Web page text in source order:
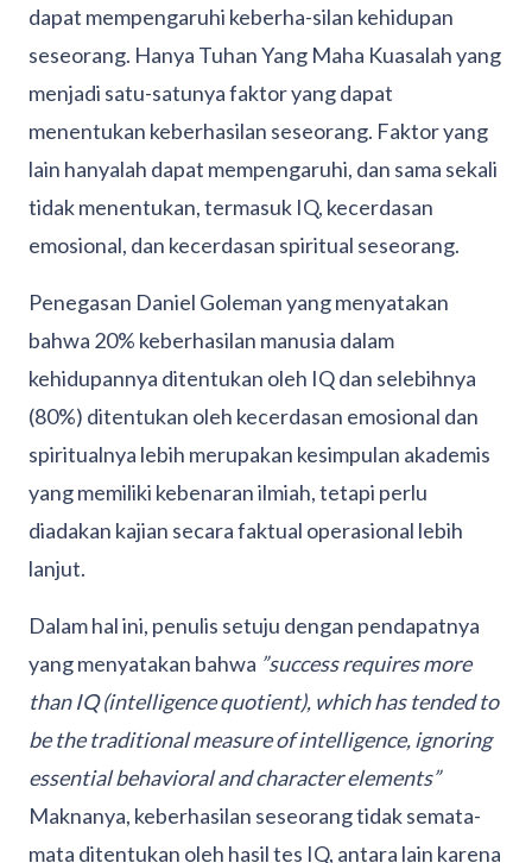
dapat mempengaruhi keberha-silan kehidupan
seseorang. Hanya Tuhan Yang Maha Kuasalah yang
menjadi satu-satunya faktor yang dapat
menentukan keberhasilan seseorang. Faktor yang
lain hanyalah dapat mempengaruhi, dan sama sekali
tidak menentukan, termasuk IQ, kecerdasan
emosional, dan kecerdasan spiritual seseorang.
Penegasan Daniel Goleman yang menyatakan
bahwa 20% keberhasilan manusia dalam
kehidupannya ditentukan oleh IQ dan selebihnya
(80%) ditentukan oleh kecerdasan emosional dan
spiritualnya lebih merupakan kesimpulan akademis
yang memiliki kebenaran ilmiah, tetapi perlu
diadakan kajian secara faktual operasional lebih
lanjut.
Dalam hal ini, penulis setuju dengan pendapatnya
yang menyatakan bahwa ”success requires more
than IQ (intelligence quotient), which has tended to
be the traditional measure of intelligence, ignoring
essential behavioral and character elements”
Maknanya, keberhasilan seseorang tidak semata-
mata ditentukan oleh hasil tes IQ, antara lain karena